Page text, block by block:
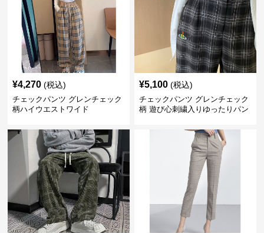
¥4,270 (税込)
チェックパンツ グレンチェック
柄ハイウエストワイド
¥5,100 (税込)
チェックパンツ グレンチェック
柄 遊び心刺繍入りゆったりパン